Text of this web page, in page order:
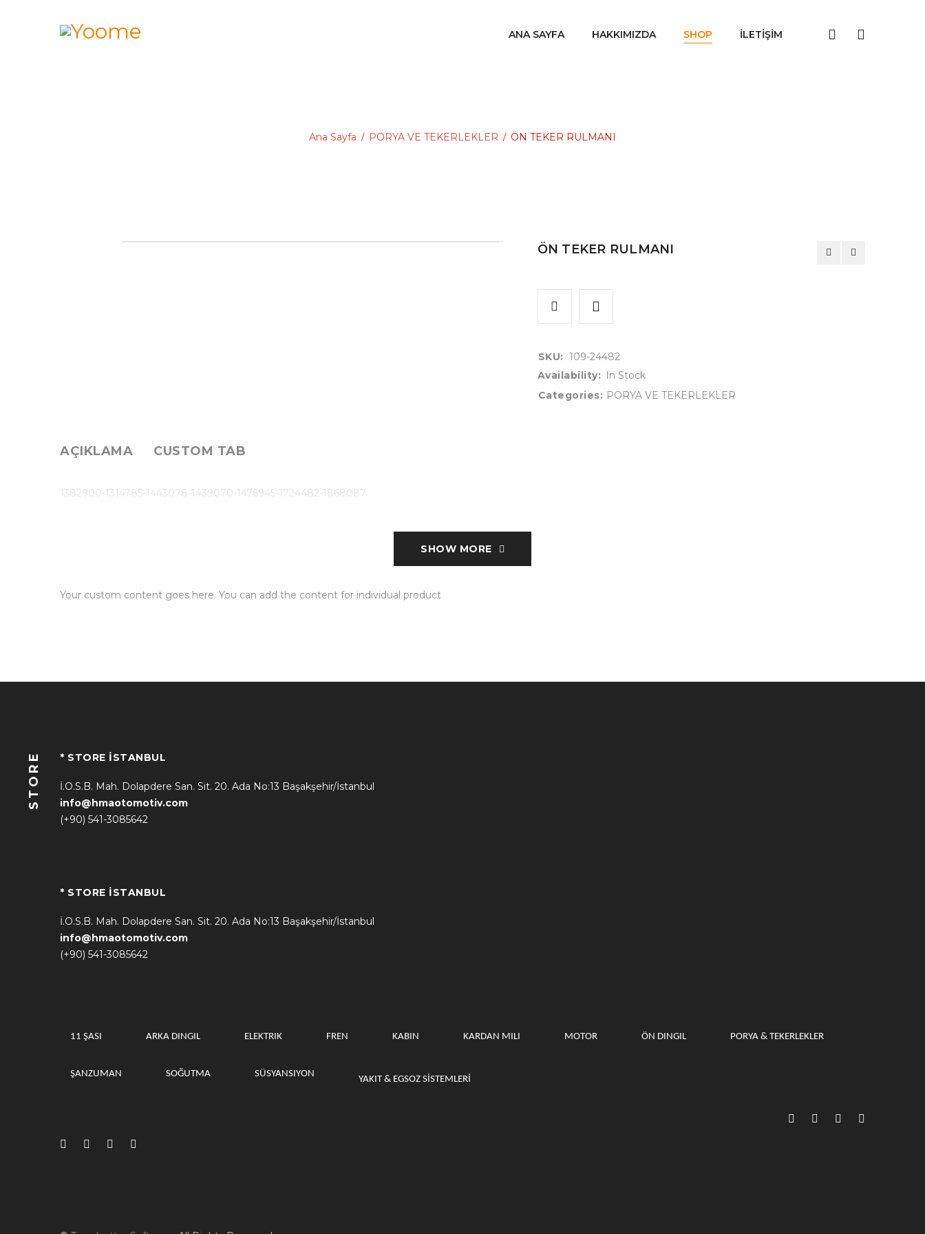
ANA SAYFA HAKKIMIZDA SHOP İLETIŞIM
Ana Sayfa / PORYA VE TEKERLEKLER / ÖN TEKER RULMANI
ÖN TEKER RULMANI
SKU: 109-24482
Availability: In Stock
Categories: PORYA VE TEKERLEKLER
AÇIKLAMA CUSTOM TAB
1382900-1314785-1443078-1439070-1476945-1724482-1868087
SHOW MORE
Your custom content goes here. You can add the content for individual product
STORE * STORE İSTANBUL
İ.O.S.B. Mah. Dolapdere San. Sit. 20. Ada No:13 Başakşehir/İstanbul
info@hmaotomotiv.com
(+90) 541-3085642
* STORE İSTANBUL
İ.O.S.B. Mah. Dolapdere San. Sit. 20. Ada No:13 Başakşehir/İstanbul
info@hmaotomotiv.com
(+90) 541-3085642
11 ŞASI ARKA DINGIL ELEKTRIK FREN KABIN KARDAN MILI MOTOR ÖN DINGIL PORYA & TEKERLEKLER
ŞANZUMAN SOĞUTMA SÜSYANSIYON YAKIT & EGSOZ SISTEMLERI